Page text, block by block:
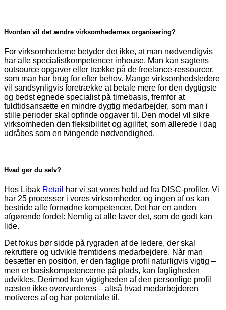
Hvordan vil det ændre virksomhedernes organisering?
For virksomhederne betyder det ikke, at man nødvendigvis
har alle specialistkompetencer inhouse. Man kan sagtens
outsource opgaver eller trække på de freelance-ressourcer,
som man har brug for efter behov. Mange virksomhedsledere
vil sandsynligvis foretrække at betale mere for den dygtigste
og bedst egnede specialist på timebasis, fremfor at
fuldtidsansætte en mindre dygtig medarbejder, som man i
stille perioder skal opfinde opgaver til. Den model vil sikre
virksomheden den fleksibilitet og agilitet, som allerede i dag
udråbes som en tving­ende nødvendighed.
Hvad gør du selv?
Hos Libak Retail
har vi sat vores hold ud fra DISC-profiler. Vi
har 25 processer i vores virksomheder, og ingen af os kan
bestride alle fornødne kompetencer. Det har en anden
afgørende fordel: Nemlig at alle laver det, som de godt kan
lide.
Det fokus bør sidde på rygraden af de ledere, der skal
rekruttere og udvikle fremtidens medarbejdere. Når man
besætter en position, er den faglige profil naturligvis vigtig –
men er basiskompetencerne på plads, kan fagligheden
udvikles. Derimod kan vigtigheden af den personlige profil
næsten ikke overvurderes – altså hvad medarbejderen
motiveres af og har potentiale til.